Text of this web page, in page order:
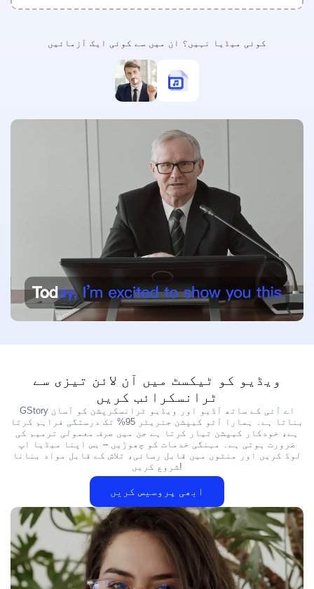
فوٹو ٹول کٹس
فوٹو بیک گراؤنڈ ہٹانے والا
فوٹو واٹر مارک ہٹانے والا لامحدود
فوٹو اینہنسر
کوئی میڈیا نہیں؟ ان میں سے کوئی ایک آزمائیں
ویڈیو کو ٹیکسٹ میں آن لائن تیزی سے
ٹرانسکرائب کریں
GStory اے آئی کے ساتھ آڈیو اور ویڈیو ٹرانسکرپشن کو آسان
بناتا ہے۔ ہمارا آٹو کیپشن جنریٹر 95% تک درستگی فراہم کرتا
ہے، خودکار کیپشن تیار کرتا ہے جن میں صرف معمولی ترمیم کی
ضرورت ہوتی ہے۔ مہنگی خدمات کو چھوڑیں – بس اپنا میڈیا اپ
لوڈ کریں اور منٹوں میں قابل رسائی، تلاش کے قابل مواد بنانا
شروع کریں!
ابھی پروسیس کریں